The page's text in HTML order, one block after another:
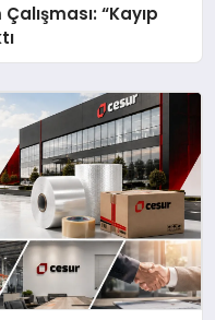
“Kayıp